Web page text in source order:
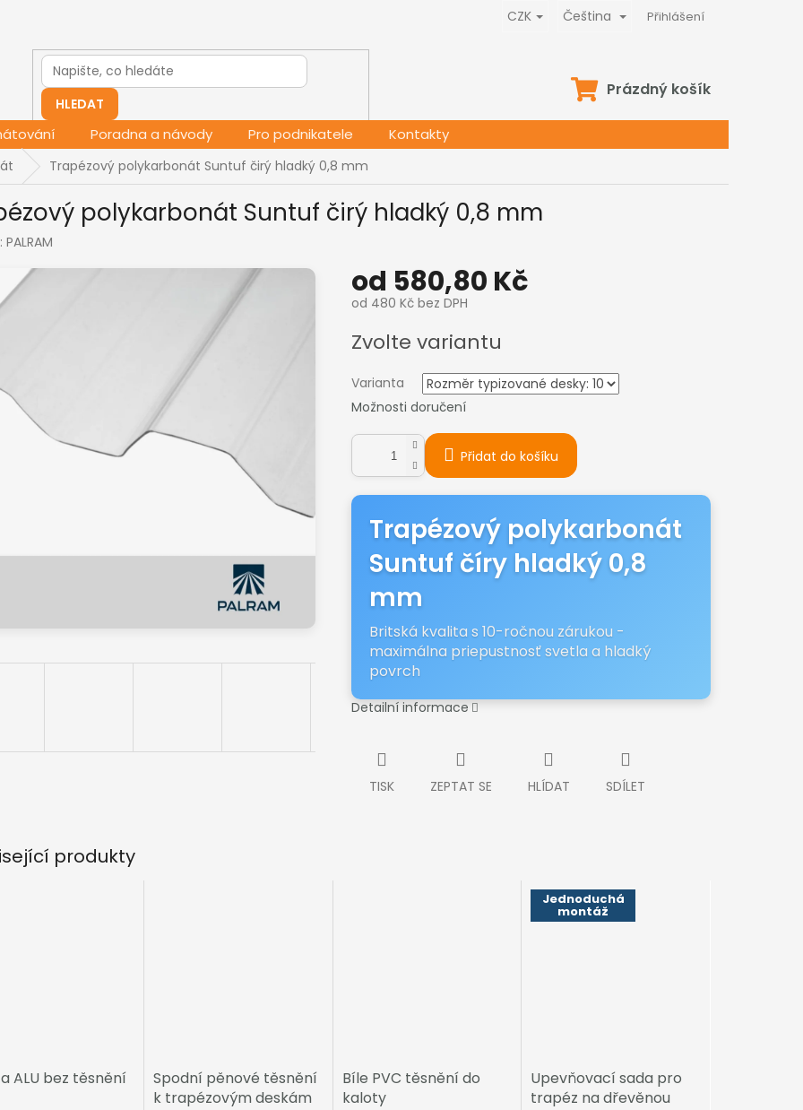
CZK Čeština Přihlášení
HLEDAT
NÁKUPNÍ
Prázdný košík
Poradna a návody Pro podnikatele Kontakty
Trapézový polykarbonát Suntuf čirý hladký 0,8 mm
polykarbonát Suntuf čirý hladký 0,8 mm
PALRAM
od 580,80 Kč
od 480 Kčbez DPH
cena:
Zvolte variantu
Varianta
Možnosti doručení
Přidat do košíku
Trapézový polykarbonát
Suntuf číry hladký 0,8
mm
Britská kvalita s 10-ročnou zárukou -
maximálna priepustnosť svetla a hladký
povrch
Detailní informace
TISK ZEPTAT SE HLÍDAT SDÍLET
produkty
ALU bez těsnění
Spodní pěnové těsnění
k trapézovým deskám
Bíle PVC těsnění do
kaloty
Jednoduchá
montáž
Upevňovací sada pro
trapéz na dřevěnou